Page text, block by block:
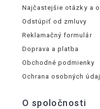
Najčastejšie otázky a
Odstúpiť od zmluvy
Reklamačný formulár
Doprava a platba
Obchodné podmienky
Ochrana osobných
O spoločnosti